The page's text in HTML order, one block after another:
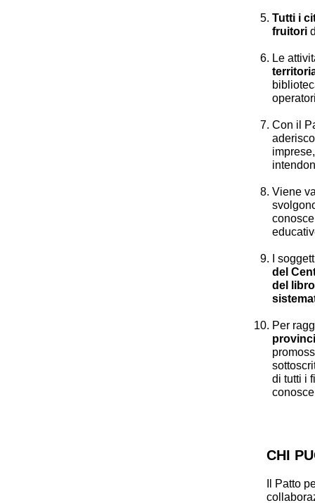
Tutti i
fruitori
Le
Con il
Viene
I
del
del
Per
di tutti i
CHI
Il Patto